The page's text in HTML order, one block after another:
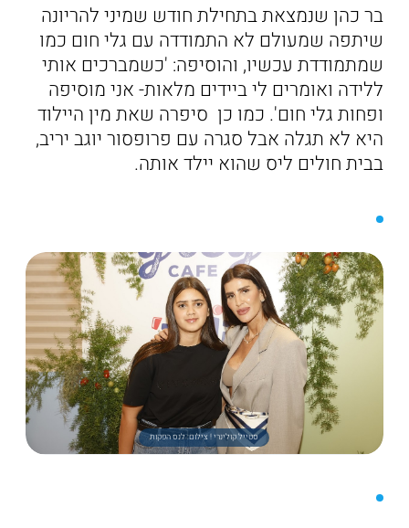
בר כהן שנמצאת בתחילת חודש שמיני להריונה
שיתפה שמעולם לא התמודדה עם גלי חום כמו
שמתמודדת עכשיו, והוסיפה: 'כשמברכים אותי
ללידה ואומרים לי ביידים מלאות- אני מוסיפה
ופחות גלי חום'. כמו כן סיפרה שאת מין היילוד
היא לא תגלה אבל סגרה עם פרופסור יוגב יריב,
בבית חולים ליס שהוא יילד אותה.
סטייל קולינרי ! צילום: לנס הפקות